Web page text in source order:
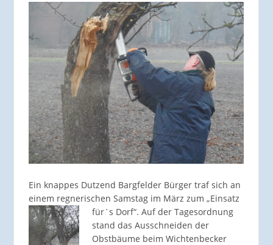
Ein knappes Dutzend Bargfelder Bürger traf sich an
einem regnerischen Samstag im März zum „Einsatz
für´s Dorf“. Auf der Tagesordnung
stand das Ausschneiden der
Obstbäume beim Wichtenbecker